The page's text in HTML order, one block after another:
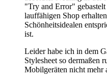
"Try and Error"
lauffähigen Shop
Schönheitsidealen
ist.
Leider habe ich in dem
Stylesheet so dermaßen
Mobilgeräten nicht mehr